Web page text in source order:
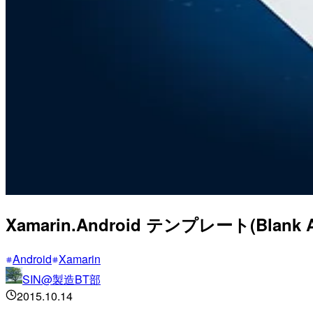
Xamarin.Android テンプレート(Blank
Android Xamarin
SIN@製造BT部
2015.10.14